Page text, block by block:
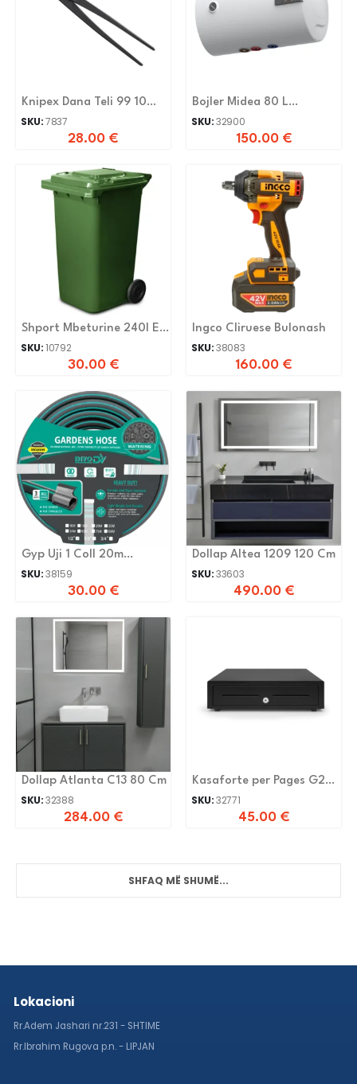
Knipex Dana Teli 99 10
300
SKU:7837
28.00 €
Bojler Midea 80 L
Horizontal
SKU:32900
150.00 €
Shport Mbeturine 240l E
Gjelbert 0126 Violet
SKU:10792
30.00 €
Ingco Cliruese Bulonash
SKU:38083
160.00 €
Gyp Uji 1 Coll 20m
Dv0310-9
SKU:38159
30.00 €
Dollap Altea 1209 120 Cm
SKU:33603
490.00 €
Dollap Atlanta C13 80 Cm
SKU:32388
284.00 €
Kasaforte per Pages G20-
9 5014
SKU:32771
45.00 €
SHFAQ MË SHUMË...
Lokacioni
Rr.Adem Jashari nr.231 - SHTIME
Rr.Ibrahim Rugova p.n. - LIPJAN